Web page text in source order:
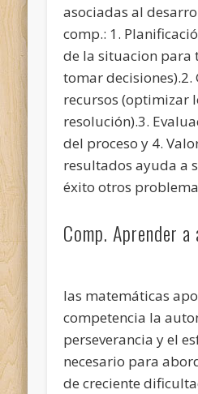
asociadas al
comp.: 1.
de la situacion para
tomar decisiones).2.
recursos (optimizar
resolución).3.
del proceso y 4.
resultados ayuda a
éxito otros
Comp. Aprender
las matemáticas
competencia la
perseverancia y el
necesario para
de creciente